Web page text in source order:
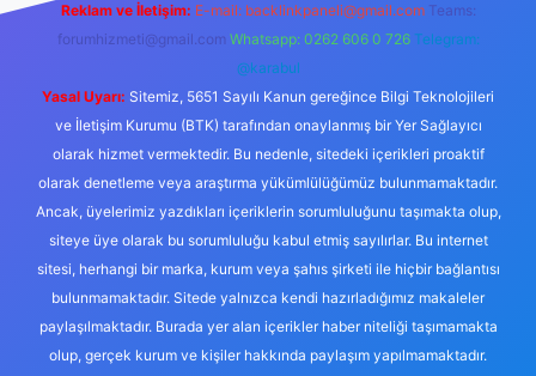
Reklam ve İletişim: E-mail: backlinkpaneli@gmail.com Teams:
forumhizmeti@gmail.com Whatsapp: 0262 606 0 726 Telegram:
@karabul
Yasal Uyarı: Sitemiz, 5651 Sayılı Kanun gereğince Bilgi Teknolojileri
ve İletişim Kurumu (BTK) tarafından onaylanmış bir Yer Sağlayıcı
olarak hizmet vermektedir. Bu nedenle, sitedeki içerikleri proaktif
olarak denetleme veya araştırma yükümlülüğümüz bulunmamaktadır.
Ancak, üyelerimiz yazdıkları içeriklerin sorumluluğunu taşımakta olup,
siteye üye olarak bu sorumluluğu kabul etmiş sayılırlar. Bu internet
sitesi, herhangi bir marka, kurum veya şahıs şirketi ile hiçbir bağlantısı
bulunmamaktadır. Sitede yalnızca kendi hazırladığımız makaleler
paylaşılmaktadır. Burada yer alan içerikler haber niteliği taşımamakta
olup, gerçek kurum ve kişiler hakkında paylaşım yapılmamaktadır.